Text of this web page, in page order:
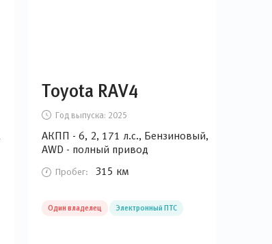
Toyota RAV4
Год выпуска: 2025
АКПП - 6, 2, 171 л.с., Бензиновый,
AWD - полный привод
Пробег: 315 км
Один владелец Электронный ПТС